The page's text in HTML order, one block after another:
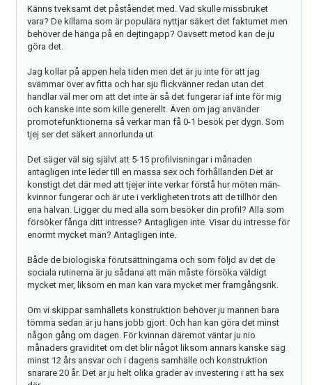
Känns tveksamt det påståendet med. Vad skulle missbruket
vara? De killarna som är populära nyttjar säkert det faktumet men
behöver de hänga på en dejtingapp? Oavsett metod kan de ju
göra det.
Jag kollar på appen hela tiden men det är ju inte för att jag
svämmar över av fitta och har sju flickvänner redan utan det
handlar väl mer om att det inte är så det fungerar iaf inte för mig
och kanske inte som kille generellt. Även om jag använder
promotefunktionerna så verkar man få 0-1 besök per dygn. Som
tjej ser det säkert annorlunda ut
Det säger väl sig självt att 5-15 profilvisningar i månaden
antagligen inte leder till en massa sex och förhållanden Det är
konstigt det där med att tjejer inte verkar förstå hur möten män-
kvinnor fungerar och är ute i verkligheten trots att de tillhör den
ena halvan. Ligger du med alla som besöker din profil? Alla som
försöker fånga ditt intresse? Antagligen inte. Visar du intresse för
enormt mycket män? Antagligen inte.
Både de biologiska förutsättningarna och som följd av det de
sociala rutinerna är ju sådana att män måste försöka väldigt
mycket mer, liksom en man kan vara mycket mer framgångsrik.
Om vi skippar samhällets konstruktion behöver ju mannen bara
tömma sedan är ju hans jobb gjort. Och han kan göra det minst
någon gång om dagen. För kvinnan däremot väntar ju nio
månaders graviditet om det blir något liksom annars kanske säg
minst 12 års ansvar och i dagens samhälle och konstruktion
snarare 20 år. Det är ju helt olika grader av investering i att ha sex